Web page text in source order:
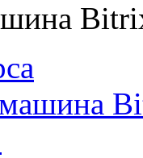
машина